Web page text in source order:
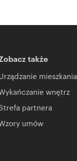
także
mieszkania
wnętrz
partnera
umów